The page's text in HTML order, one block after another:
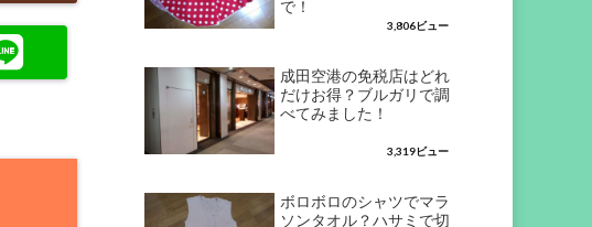
で！
3,806ビュー
成田空港の免税店はどれ
だけお得？ブルガリで調
べてみました！
3,319ビュー
ボロボロのシャツでマラ
ソンタオル？ハサミで切